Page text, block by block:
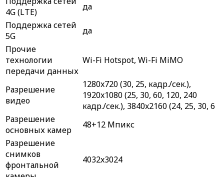
4G (LTE)
да
Поддержка сетей
5G
да
Прочие
технологии
передачи данных
Wi-Fi Hotspot, Wi-Fi MiMO
Разрешение
видео
1280x720 (30, 25, кадр./сек.),
1920x1080 (25, 30, 60, 120, 240
кадр./сек.), 3840x2160 (24, 25, 30, 6
Разрешение
основных камер
48+12 Мпикс
Разрешение
снимков
фронтальной
4032x3024